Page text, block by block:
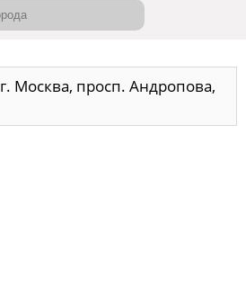
г. Москва, просп. Андропова,